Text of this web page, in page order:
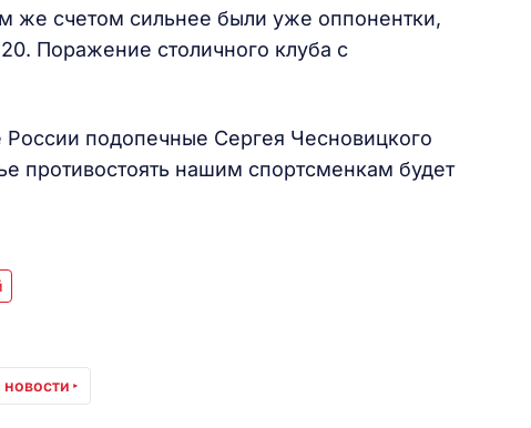
же счетом сильнее были уже оппонентки,
Поражение столичного клуба с
подопечные Сергея Чесновицкого
противостоять нашим спортсменкам будет
новости